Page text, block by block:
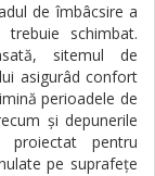
de îmbâcsire a
schimbat.
sitemul de
asigurâd confort
perioadele de
și depunerile
proiectat pentru
pe suprafeţe